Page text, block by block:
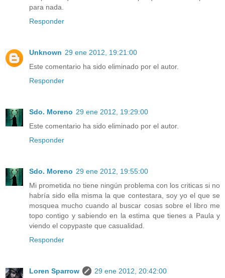
para nada.
Responder
Unknown 29 ene 2012, 19:21:00
Este comentario ha sido eliminado por el autor.
Responder
Sdo. Moreno 29 ene 2012, 19:29:00
Este comentario ha sido eliminado por el autor.
Responder
Sdo. Moreno 29 ene 2012, 19:55:00
Mi prometida no tiene ningún problema con los criticas si no
habría sido ella misma la que contestara, soy yo el que se
mosquea mucho cuando al buscar cosas sobre el libro me
topo contigo y sabiendo en la estima que tienes a Paula y
viendo el copypaste que casualidad.
Responder
Loren Sparrow
29 ene 2012, 20:42:00